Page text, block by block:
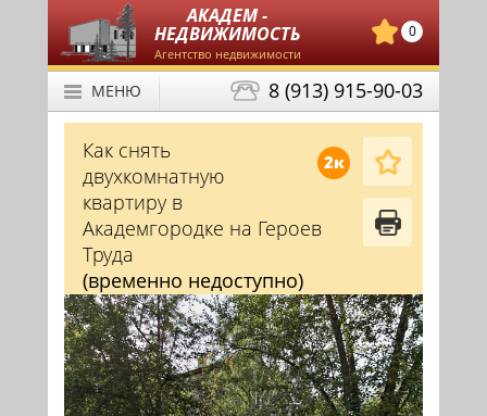
АКАДЕМ -
НЕДВИЖИМОСТЬ
Агентство недвижимости
0
8 (913) 915-90-03
МЕНЮ
2к
Как снять
двухкомнатную
квартиру в
Академгородке на Героев
Труда
(временно недоступно)